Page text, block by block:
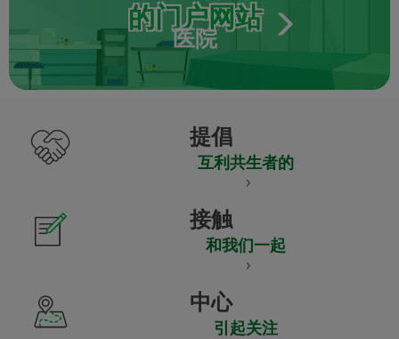
的门户网站
医院
提倡
互利共生者的
接触
和我们一起
中心
引起关注